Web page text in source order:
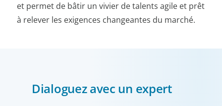
et permet de bâtir un vivier de talents agile et prêt
à relever les exigences changeantes du marché.
Dialoguez avec un expert